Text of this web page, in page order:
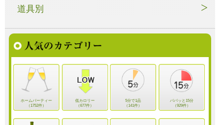
道具別
ホームパーティー
（1752件）
低カロリー
（677件）
5分で1品
（141件）
パパッと15分
（929件）